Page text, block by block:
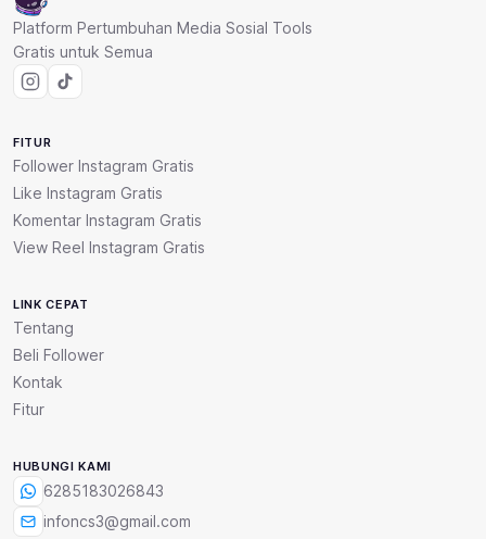
Platform Pertumbuhan Media Sosial Tools
Gratis untuk Semua
FITUR
Follower Instagram Gratis
Like Instagram Gratis
Komentar Instagram Gratis
View Reel Instagram Gratis
LINK CEPAT
Tentang
Beli Follower
Kontak
Fitur
HUBUNGI KAMI
6285183026843
infoncs3@gmail.com